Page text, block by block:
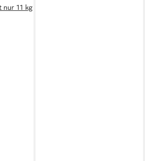
nur 11 kg